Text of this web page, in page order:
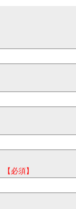
【必須】